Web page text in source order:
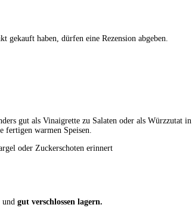
gekauft haben, dürfen eine Rezension abgeben.
gut als Vinaigrette zu Salaten oder als
fertigen warmen Speisen.
oder Zuckerschoten erinnert
und gut verschlossen lagern.